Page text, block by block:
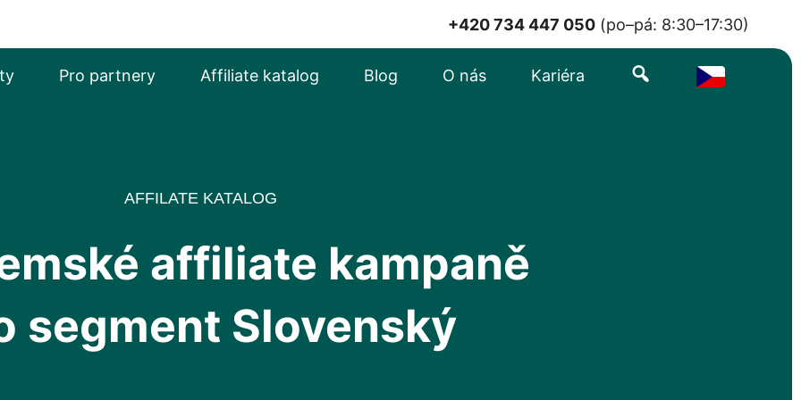
+420 734 447 050 (po–pá: 8:30–17:30)
Pro partnery Affiliate katalog Blog O nás Kariéra Search
AFFILATE KATALOG
affiliate kampaně
segment Slovenský